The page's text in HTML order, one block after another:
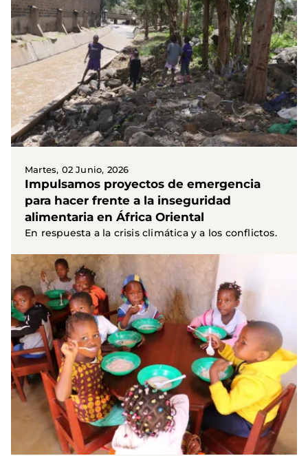
Martes, 02 Junio, 2026
Impulsamos proyectos de emergencia
para hacer frente a la inseguridad
alimentaria en África Oriental
En respuesta a la crisis climática y a los conflictos.